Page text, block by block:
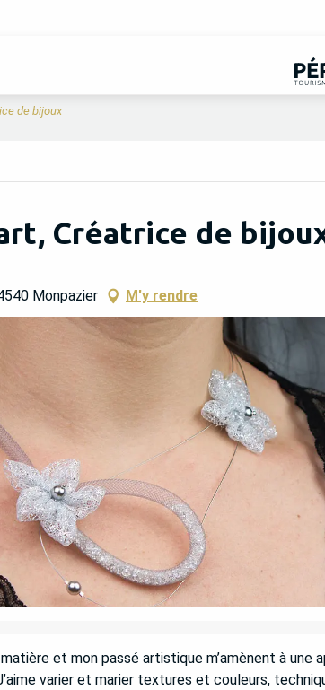
de bijoux
Créatrice de
Monpazier M'y rendre
et mon passé artistique m’amènent à une
varier et marier textures et couleurs,